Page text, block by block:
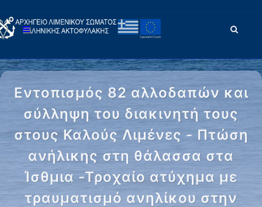
Εντοπισμός 82 αλλοδαπών και
σύλληψη του διακινητή τους
στους Καλούς Λιμένες - Πτώση
ανήλικης στη θάλασσα στα
Ίσθμια -Τροχαίο ατύχημα με
τραυματισμό ανηλίκου στην